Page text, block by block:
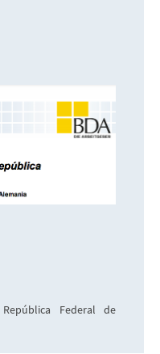
Federal de